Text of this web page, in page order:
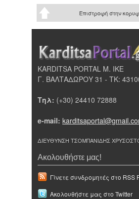
Επιστροφή στην
KARDITSA PORTAL Μ. ΙΚΕ
Γ. ΒΑΛΤΑΔΩΡΟΥ 31 - ΤΚ:
Τηλ: (+30) 24410 72888
e-mail:
ΔΙΕΥΘΥΝΣΗ ΤΣΟΜΠΑΝΙΔΗΣ
Ακολουθήστε μας!
Γίνετε συνδρομητές στο RSS
Ακολουθήστε μας στο Twitter